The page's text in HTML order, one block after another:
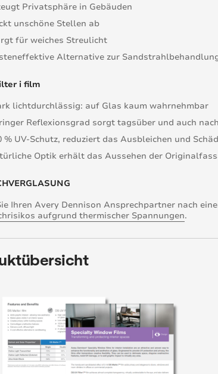
Privatsphäre in Gebäuden
unschöne Stellen ab
für weiches Streulicht
Alternative zur
i film
lichtdurchlässig: auf Glas kaum wahrnehmbar
Reflexionsgrad sorgt tagsüber und auch
% UV-Schutz, reduziert das Ausbleichen und
Optik erhält das Aussehen der
Ihren Avery Dennison Ansprechpartner nach
aufgrund thermischer Spannungen.